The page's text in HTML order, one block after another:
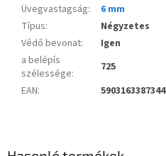
Üvegvastagság:
6 mm
Típus:
Négyzetes
Védő bevonat:
Igen
a belépís
szélessége:
725
EAN: 5903163387344